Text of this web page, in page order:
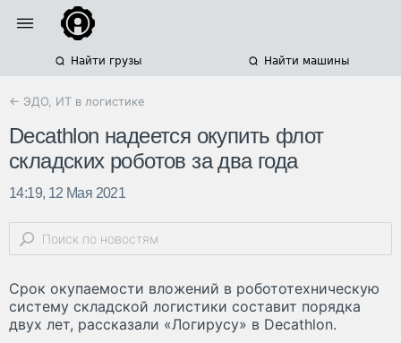
Найти грузы Найти машины
← ЭДО, ИТ в логистике
Decathlon надеется окупить флот
складских роботов за два года
14:19, 12 Мая 2021
Срок окупаемости вложений в робототехническую
систему складской логистики составит порядка
двух лет, рассказали «Логирусу» в Decathlon.